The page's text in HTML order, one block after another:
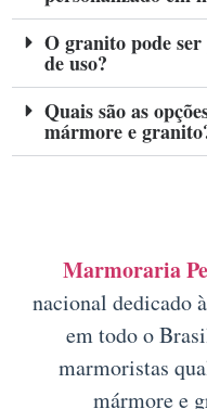
O granito pode ser
de uso?
Quais são as
mármore e
Marmoraria
nacional dedicado
em todo o
marmoristas
mármore e